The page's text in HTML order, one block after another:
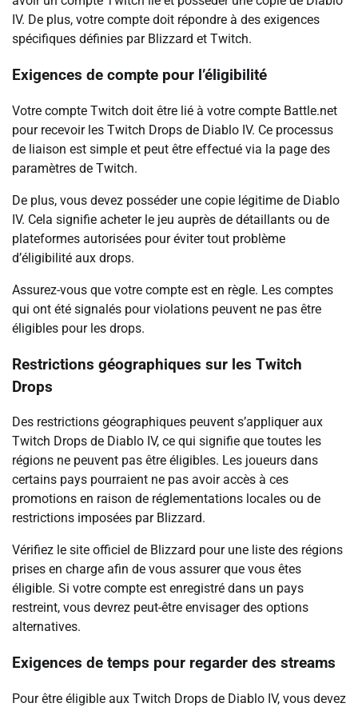
IV. De plus, votre compte doit répondre à des exigences
spécifiques définies par Blizzard et Twitch.
Exigences de compte pour l’éligibilité
Votre compte Twitch doit être lié à votre compte Battle.net
pour recevoir les Twitch Drops de Diablo IV. Ce processus
de liaison est simple et peut être effectué via la page des
paramètres de Twitch.
De plus, vous devez posséder une copie légitime de Diablo
IV. Cela signifie acheter le jeu auprès de détaillants ou de
plateformes autorisées pour éviter tout problème
d’éligibilité aux drops.
Assurez-vous que votre compte est en règle. Les comptes
qui ont été signalés pour violations peuvent ne pas être
éligibles pour les drops.
Restrictions géographiques sur les Twitch
Drops
Des restrictions géographiques peuvent s’appliquer aux
Twitch Drops de Diablo IV, ce qui signifie que toutes les
régions ne peuvent pas être éligibles. Les joueurs dans
certains pays pourraient ne pas avoir accès à ces
promotions en raison de réglementations locales ou de
restrictions imposées par Blizzard.
Vérifiez le site officiel de Blizzard pour une liste des régions
prises en charge afin de vous assurer que vous êtes
éligible. Si votre compte est enregistré dans un pays
restreint, vous devrez peut-être envisager des options
alternatives.
Exigences de temps pour regarder des streams
Pour être éligible aux Twitch Drops de Diablo IV, vous devez